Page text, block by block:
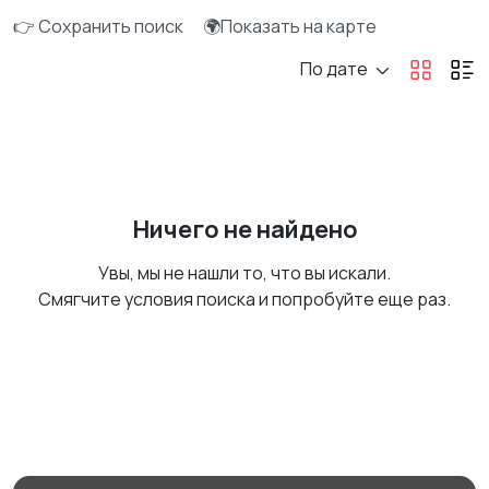
👉 Сохранить поиск
🌍Показать на карте
По дате
Ничего не найдено
Увы, мы не нашли то, что вы искали.
Смягчите условия поиска и попробуйте еще раз.